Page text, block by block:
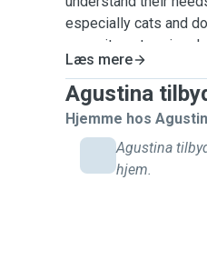
especially cats and
commitment
owners to feel at
companions. I can
pets while you’re
your pet may have.
Læs mere
Agustina
Hjemme hos
Agustina
hjem.